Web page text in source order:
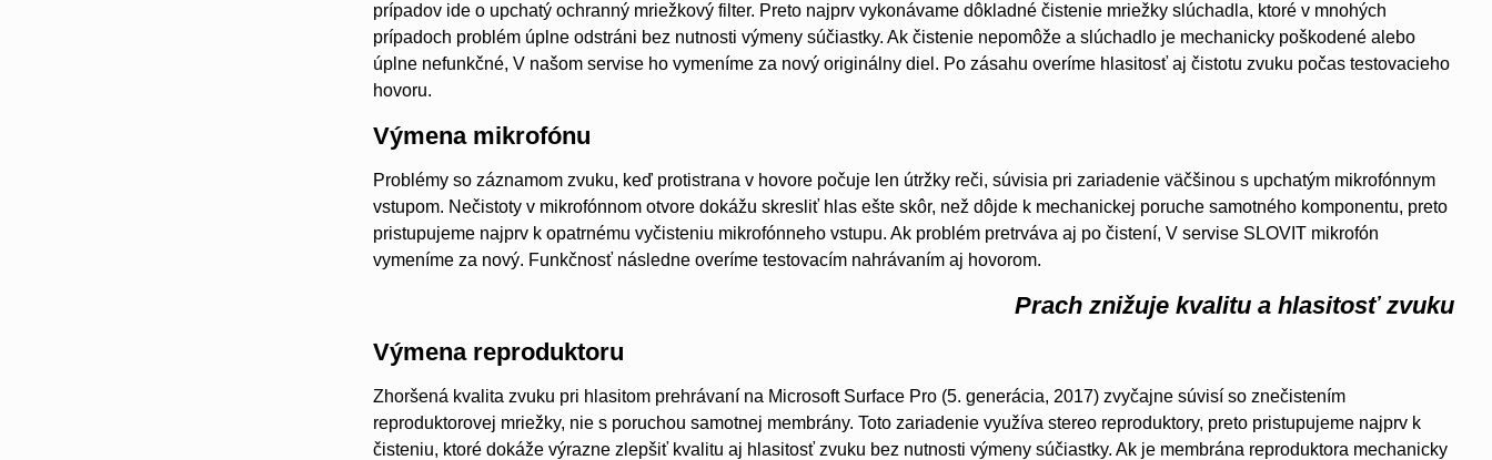
prípadov ide o upchatý ochranný mriežkový filter. Preto najprv vykonávame dôkladné čistenie mriežky slúchadla, ktoré v mnohých
prípadoch problém úplne odstráni bez nutnosti výmeny súčiastky. Ak čistenie nepomôže a slúchadlo je mechanicky poškodené alebo
úplne nefunkčné, V našom servise ho vymeníme za nový originálny diel. Po zásahu overíme hlasitosť aj čistotu zvuku počas testovacieho
hovoru.
Výmena mikrofónu
Problémy so záznamom zvuku, keď protistrana v hovore počuje len útržky reči, súvisia pri zariadenie väčšinou s upchatým mikrofónnym
vstupom. Nečistoty v mikrofónnom otvore dokážu skresliť hlas ešte skôr, než dôjde k mechanickej poruche samotného komponentu, preto
pristupujeme najprv k opatrnému vyčisteniu mikrofónneho vstupu. Ak problém pretrváva aj po čistení, V servise SLOVIT mikrofón
vymeníme za nový. Funkčnosť následne overíme testovacím nahrávaním aj hovorom.
Prach znižuje kvalitu a hlasitosť zvuku
Výmena reproduktoru
Zhoršená kvalita zvuku pri hlasitom prehrávaní na Microsoft Surface Pro (5. generácia, 2017) zvyčajne súvisí so znečistením
reproduktorovej mriežky, nie s poruchou samotnej membrány. Toto zariadenie využíva stereo reproduktory, preto pristupujeme najprv k
čisteniu, ktoré dokáže výrazne zlepšiť kvalitu aj hlasitosť zvuku bez nutnosti výmeny súčiastky. Ak je membrána reproduktora mechanicky